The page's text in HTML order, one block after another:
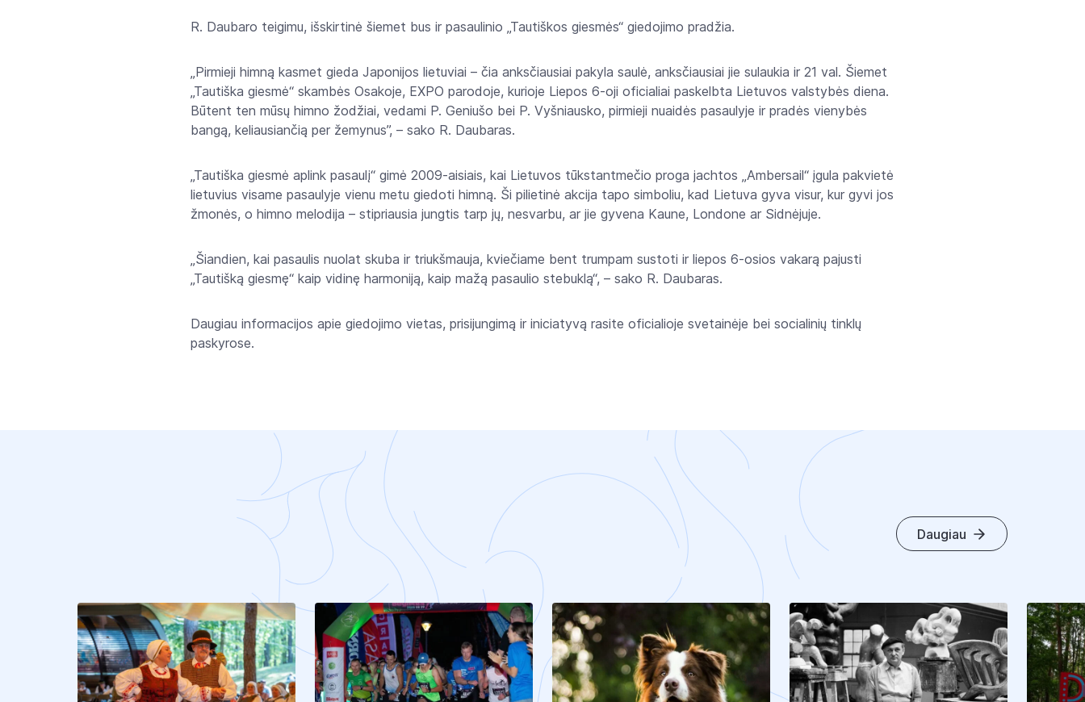
R. Daubaro teigimu, išskirtinė šiemet bus ir pasaulinio „Tautiškos giesmės“ giedojimo pradžia.
„Pirmieji himną kasmet gieda Japonijos lietuviai – čia anksčiausiai pakyla saulė, anksčiausiai jie sulaukia ir 21 val. Šiemet
„Tautiška giesmė“ skambės Osakoje, EXPO parodoje, kurioje Liepos 6-oji oficialiai paskelbta Lietuvos valstybės diena.
Būtent ten mūsų himno žodžiai, vedami P. Geniušo bei P. Vyšniausko, pirmieji nuaidės pasaulyje ir pradės vienybės
bangą, keliausiančią per žemynus”, – sako R. Daubaras.
„Tautiška giesmė aplink pasaulį“ gimė 2009-aisiais, kai Lietuvos tūkstantmečio proga jachtos „Ambersail“ įgula pakvietė
lietuvius visame pasaulyje vienu metu giedoti himną. Ši pilietinė akcija tapo simboliu, kad Lietuva gyva visur, kur gyvi jos
žmonės, o himno melodija – stipriausia jungtis tarp jų, nesvarbu, ar jie gyvena Kaune, Londone ar Sidnėjuje.
„Šiandien, kai pasaulis nuolat skuba ir triukšmauja, kviečiame bent trumpam sustoti ir liepos 6-osios vakarą pajusti
„Tautišką giesmę“ kaip vidinę harmoniją, kaip mažą pasaulio stebuklą“, – sako R. Daubaras.
Daugiau informacijos apie giedojimo vietas, prisijungimą ir iniciatyvą rasite oficialioje svetainėje bei socialinių tinklų
paskyrose.
KITISTRAIPSNIAI
Daugiau